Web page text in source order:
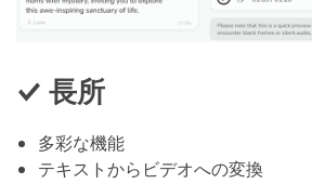
長所
多彩な機能
テキストからビデオへの変換